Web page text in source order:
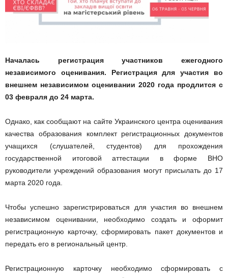
Началась регистрация участников ежегодного
независимого оценивания. Регистрация для участия во
внешнем независимом оценивании 2020 года продлится с
03 февраля до 24 марта.
Однако, как сообщают на сайте Украинского центра оценивания
качества образования комплект регистрационных документов
учащихся (слушателей, студентов) для прохождения
государственной итоговой аттестации в форме ВНО
руководители учреждений образования могут присылать до 17
марта 2020 года.
Чтобы успешно зарегистрироваться для участия во внешнем
независимом оценивании, необходимо создать и оформит
регистрационную карточку, сформировать пакет документов и
передать его в региональный центр.
Регистрационную карточку необходимо сформировать с